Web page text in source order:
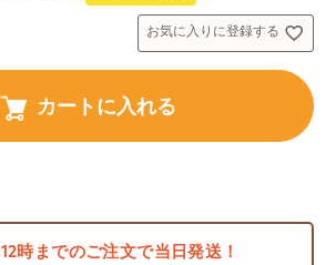
お気に入りに登録する
カートに入れる
12時までのご注文で当日発送！